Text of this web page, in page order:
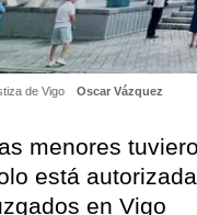
de Vigo Oscar Vázquez
menores
está
en Vigo